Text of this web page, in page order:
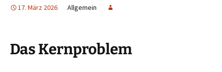
17. März 2026 Allgemein
Das Kernproblem